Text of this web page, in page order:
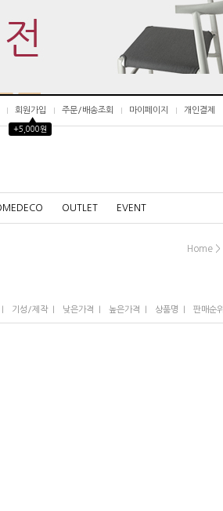
회원가입
▲
+5,000원
주문/배송조회 마이페이지 개인결제
OUTLET EVENT
Home >
기성/제작I 낮은가격 높은가격 상품명 판매순위